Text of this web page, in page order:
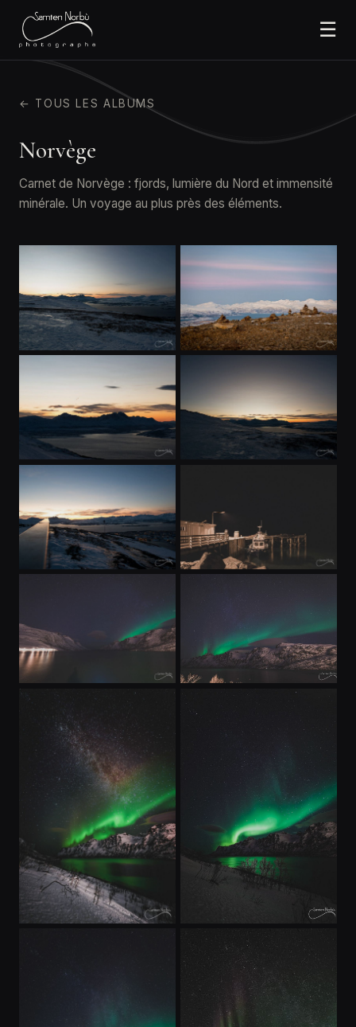
☰
← TOUS LES ALBUMS
Norvège
Carnet de Norvège : fjords, lumière du Nord et immensité
minérale. Un voyage au plus près des éléments.